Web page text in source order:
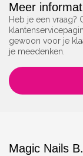
Meer
Heb je een vraag?
gewoon voor je
je meedenken.
Magic Nails